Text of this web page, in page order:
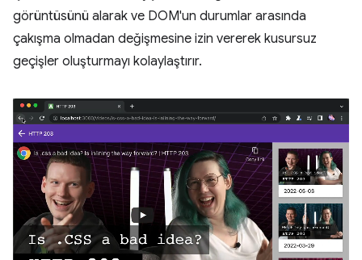
görüntüsünü alarak ve DOM'un durumlar arasında
çakışma olmadan değişmesine izin vererek kusursuz
geçişler oluşturmayı kolaylaştırır.